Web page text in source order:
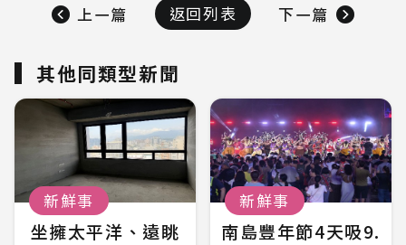
上一篇 返回列表 下一篇
其他同類型新聞
新鮮事
坐擁太平洋、遠眺
新鮮事
南島豐年節4天吸9.